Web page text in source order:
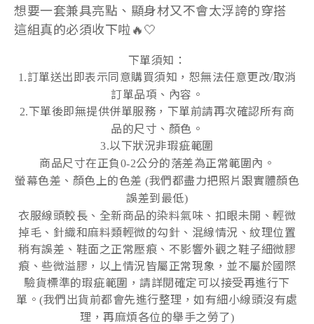
想要一套兼具亮點、顯身材又不會太浮誇的穿搭
這組真的必須收下啦🔥🤍
下單須知：
1.訂單送出即表示同意購買須知，恕無法任意更改/取消
訂單品項、內容。
2.下單後即無提供併單服務，下單前請再次確認所有商
品的尺寸、顏色。
3.以下狀況非瑕疵範圍
商品尺寸在正負0-2公分的落差為正常範圍內。
螢幕色差 、 顏色上的色差 (我們都盡力把照片跟實體顏色
誤差到最低)
衣服線頭較長、全新商品的染料氣味、扣眼未開、輕微
掉毛、針織和麻料類輕微的勾針、混線情況、紋理位置
稍有誤差、鞋面之正常壓痕、不影響外觀之鞋子細微膠
痕、些微溢膠，以上情況皆屬正常現象，並不屬於國際
驗貨標準的瑕疵範圍，請詳閱確定可以接受再進行下
單。(我們出貨前都會先進行整理，如有細小線頭沒有處
理，再麻煩各位的舉手之勞了)